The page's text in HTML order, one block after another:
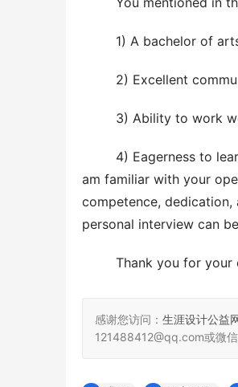
　　1) A bachelor of
　　2) Excellent
　　3) Ability to work
am familiar with your
competence,
personal interview can
　　Thank you for
感谢您访问： 生涯设计公益
121488412@qq.com或微信